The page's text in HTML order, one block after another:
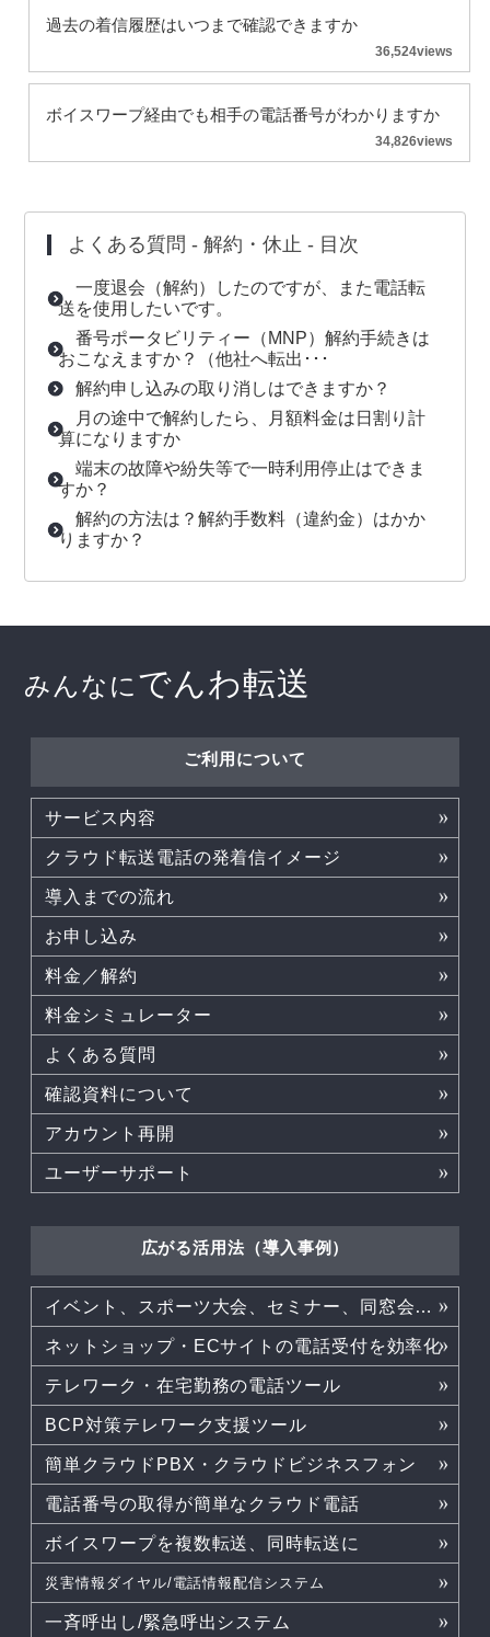
過去の着信履歴はいつまで確認できますか
36,524views
ボイスワープ経由でも相手の電話番号がわかりますか
34,826views
よくある質問 -解約・休止 - 目次
一度退会（解約）したのですが、また電話転
送を使用したいです。
番号ポータビリティー（MNP）解約手続きは
おこなえますか？（他社へ転出･･･
解約申し込みの取り消しはできますか？
月の途中で解約したら、月額料金は日割り計
算になりますか
端末の故障や紛失等で一時利用停止はできま
すか？
解約の方法は？解約手数料（違約金）はかか
りますか？
みんなに でんわ転送
ご利用について
サービス内容
クラウド転送電話の発着信イメージ
導入までの流れ
お申し込み
料金／解約
料金シミュレーター
よくある質問
確認資料について
アカウント再開
ユーザーサポート
広がる活用法（導入事例）
イベント、スポーツ大会、セミナー、同窓会などでも活躍
ネットショップ・ECサイトの電話受付を効率化
テレワーク・在宅勤務の電話ツール
BCP対策テレワーク支援ツール
簡単クラウドPBX・クラウドビジネスフォン
電話番号の取得が簡単なクラウド電話
ボイスワープを複数転送、同時転送に
災害情報ダイヤル/電話情報配信システム
一斉呼出し/緊急呼出システム